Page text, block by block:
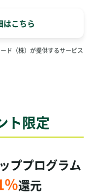
はこちら
ド（株）が提供するサービス
ト限定
ププログラム
％還元